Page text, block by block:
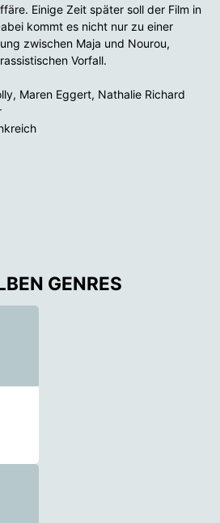
Einige Zeit später soll der Film in
kommt es nicht nur zu einer
zwischen Maja und Nourou,
Vorfall.
Maren Eggert, Nathalie Richard
GENRES